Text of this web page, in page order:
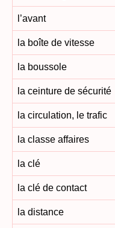
l’avant
la boîte de vitesse
la boussole
la ceinture de sécurité
la circulation, le trafic
la classe affaires
la clé
la clé de contact
la distance